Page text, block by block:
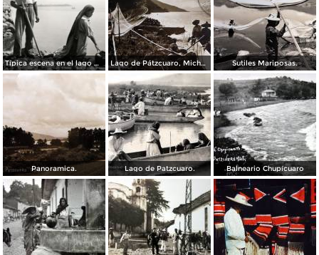
Típica escena en el lago de Pátzcuaro Lago de Pátzcuaro, Michoacán por el Fotógrafo Hugo Brehme. ( Circulada el 6 de Marzo de 1931 ). Sutiles Mariposas.
Panoramica. Lago de Patzcuaro. Balneario Chupícuaro